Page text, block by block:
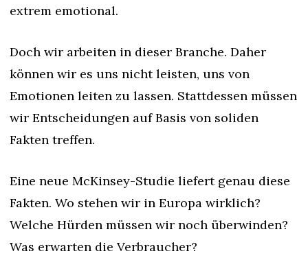
extrem emotional.
Doch wir arbeiten in dieser Branche. Daher
können wir es uns nicht leisten, uns von
Emotionen leiten zu lassen. Stattdessen müssen
wir Entscheidungen auf Basis von soliden
Fakten treffen.
Eine neue McKinsey-Studie liefert genau diese
Fakten. Wo stehen wir in Europa wirklich?
Welche Hürden müssen wir noch überwinden?
Was erwarten die Verbraucher?